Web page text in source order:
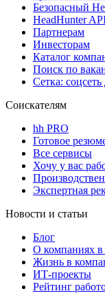
Безопасный
HeadHunter
Партнерам
Инвесторам
Каталог
Поиск по
Сетка:
Соискателям
hh PRO
Готовое
Все сервисы
Хочу у вас
Экспертная
Новости и статьи
Блог
О компаниях
Жизнь в
ИТ-проекты
Рейтинг